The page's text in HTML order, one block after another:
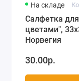
На складе
Салфетка
цветами",
Норвегия
30.00р.